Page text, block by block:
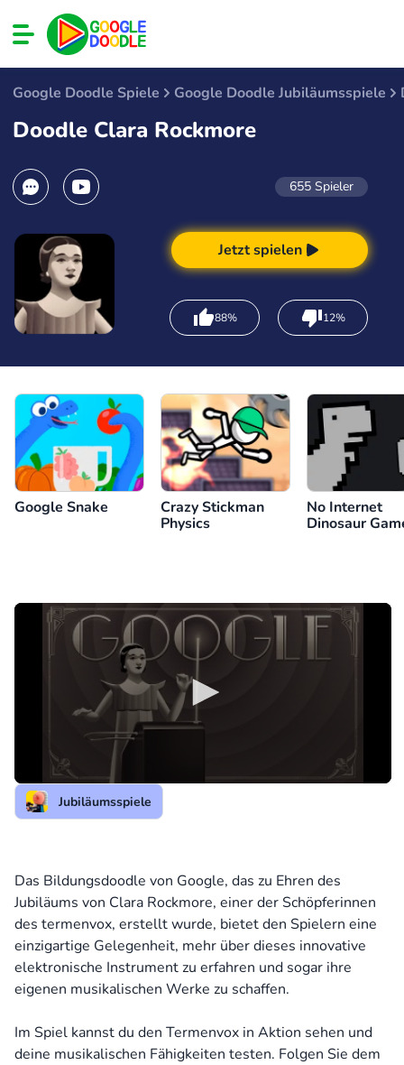
Google Doodle Spiele Google Doodle Jubiläumsspiele
Doodle Clara Rockmore
655 Spieler
Jetzt spielen
88% 12%
Google Snake
Crazy Stickman
Physics
No Internet
Dinosaur
Jubiläumsspiele
Das Bildungsdoodle von Google, das zu Ehren des
Jubiläums von Clara Rockmore, einer der Schöpferinnen
des termenvox, erstellt wurde, bietet den Spielern eine
einzigartige Gelegenheit, mehr über dieses innovative
elektronische Instrument zu erfahren und sogar ihre
eigenen musikalischen Werke zu schaffen.
Im Spiel kannst du den Termenvox in Aktion sehen und
deine musikalischen Fähigkeiten testen. Folgen Sie dem